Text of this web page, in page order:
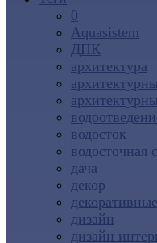
0
Aquasistem
ДПК
архитектура
водосток
водосточная
дача
декор
дизайн
дизайн